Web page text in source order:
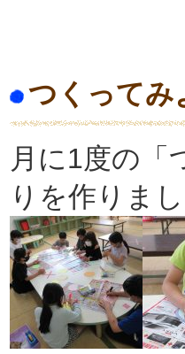
つくって
月に1度の
りを作りま